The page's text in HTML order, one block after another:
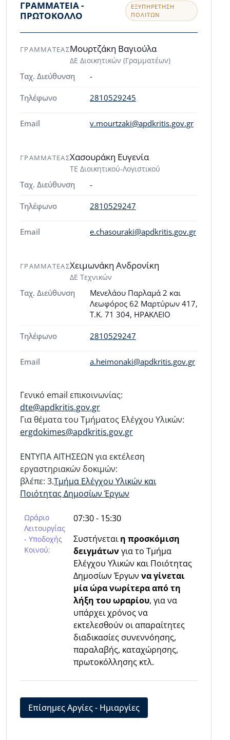
ΓΡΑΜΜΑΤΕΙΑ -
ΠΡΩΤΟΚΟΛΛΟ
ΕΞΥΠΗΡΈΤΗΣΗ
ΠΟΛΙΤΏΝ
ΓΡΑΜΜΑΤΕΑΣΜουρτζάκη Βαγιούλα
ΔΕ Διοικητικών (Γραμματέων)
Ταχ. Διεύθυνση
-
Τηλέφωνο 2810529245
Email v.mourtzaki@apdkritis.gov.gr
ΓΡΑΜΜΑΤΕΑΣΧασουράκη Ευγενία
ΤΕ Διοικητικού-Λογιστικού
Ταχ. Διεύθυνση
-
Τηλέφωνο 2810529247
Email e.chasouraki@apdkritis.gov.gr
ΓΡΑΜΜΑΤΕΑΣΧειμωνάκη Ανδρονίκη
ΔΕ Τεχνικών
Ταχ. Διεύθυνση
Μενελάου Παρλαμά 2 και
Λεωφόρος 62 Μαρτύρων 417,
Τ.Κ. 71 304, ΗΡΑΚΛΕΙΟ
Τηλέφωνο 2810529247
Email a.heimonaki@apdkritis.gov.gr
Γενικό email επικοινωνίας:
dte@apdkritis.gov.gr
Για θέματα του Τμήματος Ελέγχου Υλικών:
ergdokimes@apdkritis.gov.gr
ΕΝΤΥΠΑ ΑΙΤΗΣΕΩΝ για εκτέλεση
εργαστηριακών δοκιμών:
βλέπε: 3.Τμήμα Ελέγχου Υλικών και
Ποιότητας Δημοσίων Έργων
Ωράριο
Λειτουργίας
- Υποδοχής
Κοινού:
07:30 - 15:30
Συστήνεταιη προσκόμιση
δειγμάτων για το Τμήμα
Ελέγχου Υλικών και Ποιότητας
Δημοσίων Έργων να γίνεται
μία ώρα νωρίτερα από τη
λήξη του ωραρίου, για να
υπάρχει χρόνος να
εκτελεσθούν οι απαραίτητες
διαδικασίες συνεννόησης,
παραλαβής, καταχώρησης,
πρωτοκόλλησης κτλ.
Επίσημες Αργίες - Ημιαργίες